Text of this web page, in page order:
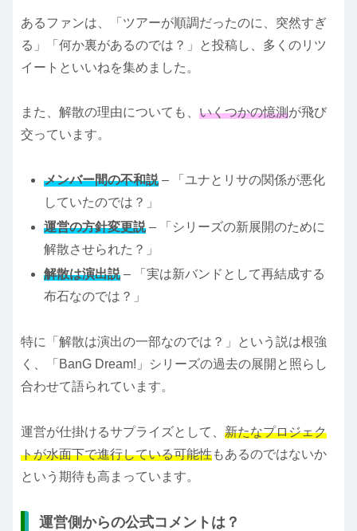
あるファンは、「ツアーが順調だったのに、突然すぎ
る」「何か裏があるのでは？」と投稿し、多くのリツ
イートといいねを集めました。
また、解散の理由についても、 いくつかの憶測が飛び
交っています。
メンバー間の不和説 – 「ユナとリサの関係が悪化
していたのでは？」
運営の方針変更説 – 「シリーズの新展開のために
解散させられた？」
解散は演出説– 「実は新バンドとして再結成する
布石なのでは？」
特に「解散は演出の一部なのでは？」という説は根強
く、「BanG Dream!」シリーズの過去の展開と照らし
合わせて語られています。
運営が仕掛けるサプライズとして、 新たなプロジェク
トが水面下で進行している可能性もあるのではないか
という期待も高まっています。
運営側からの公式コメントは？